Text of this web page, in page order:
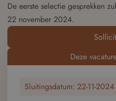
De eerste selectie gesprekken
22 november 2024.
Deze
Sluitingsdatum: 22-11-2024